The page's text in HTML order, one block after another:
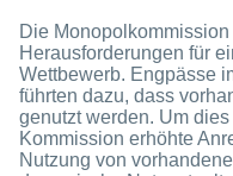
Die
Herausforderungen für
Wettbewerb. Engpässe
führten dazu, dass
genutzt werden. Um
Kommission erhöhte
Nutzung von